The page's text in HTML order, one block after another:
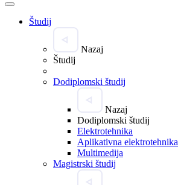
Študij
Nazaj
Študij
Dodiplomski študij
Nazaj
Dodiplomski študij
Elektrotehnika
Aplikativna elektrotehnika
Multimedija
Magistrski študij